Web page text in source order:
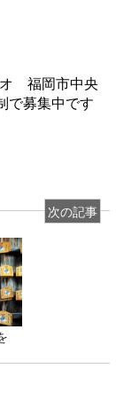
オ 福岡市中央
で募集中です
次の記事